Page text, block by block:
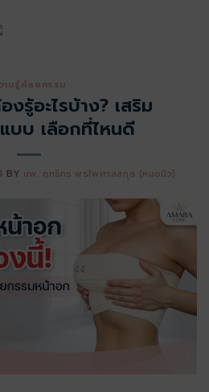
ามรู้ศัลยกรรม
รู้อะไรบ้าง? เสริม
บบ เลือกที่ไหนดี
BY นพ. ฤทธิกร พรไพศาลสกุล (หมอนิว)